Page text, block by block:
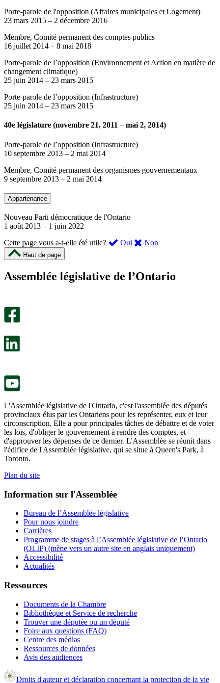
Porte-parole de l'opposition (Affaires municipales et Logement)
23 mars 2015 – 2 décembre 2016
Membre, Comité permanent des comptes publics
16 juillet 2014 – 8 mai 2018
Porte-parole de l’opposition (Environnement et Action en matière de
changement climatique)
25 juin 2014 – 23 mars 2015
Porte-parole de l’opposition (Infrastructure)
25 juin 2014 – 23 mars 2015
40e législature (novembre 21, 2011 – mai 2, 2014)
Porte-parole de l’opposition (Infrastructure)
10 septembre 2013 – 2 mai 2014
Membre, Comité permanent des organismes gouvernementaux
9 septembre 2013 – 2 mai 2014
Appartenance
Nouveau Parti démocratique de l'Ontario
1 août 2013 – 1 juin 2022
Cette page vous a-t-elle été utile?
Oui ,
été
Non
m’a
Haut de page
Assemblée législative de l’Ontario
L'Assemblée législative de l'Ontario, c'est l'assemblée des députés
provinciaux élus par les Ontariens pour les représenter, eux et leur
circonscription. Elle a pour principales tâches de débattre et de voter
les lois, d'obliger le gouvernement à rendre des comptes, et
d'approuver les dépenses de ce dernier. L'Assemblée se réunit dans
l'édifice de l'Assemblée législative, qui se situe à Queen's Park, à
Toronto.
Plan du site
Information sur l'Assemblée
Bureau de l’Assemblée législative
Pour nous joindre
Carrières
Programme de stages à l’Assemblée législative de l’Ontario
(OLIP) (mène vers un autre site en anglais uniquement)
Accessibilité
Actualités
Ressources
Documents de la Chambre
Bibliothèque et Service de recherche
Trouver une députée ou un député
Foire aux questions (FAQ)
Centre des médias
Ressources de données
Avis des audiences
Droits d'auteur et déclaration concernant la protection de la vie